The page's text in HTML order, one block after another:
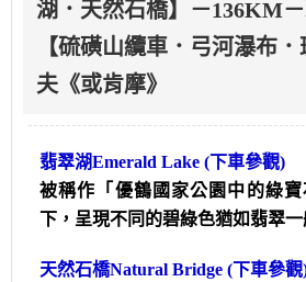
湖．天然石橋】－136KM
【硫磺山纜車．弓河瀑布
夫《或肯摩》
翡翠湖Emerald Lake (下車參觀)
被稱作「優鶴國家公園中的綠
下，呈現不同的碧綠色猶如翡翠一
天然石橋Natural Bridge (下車參觀